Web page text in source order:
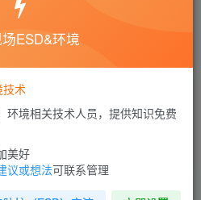
万个为什么 培训咨询
托盘静电阻抗测试不稳定现象
9年前
ESD&环境
术
环境相关技术人员，提供知识免费
美好
议或想法可联系管理